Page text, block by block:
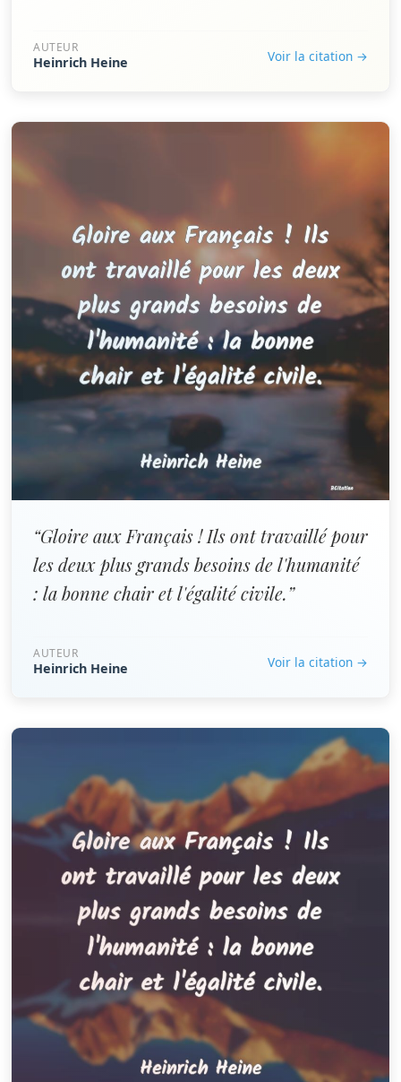
AUTEUR
Heinrich Heine Voir la citation →
“Gloire aux Français ! Ils ont travaillé pour
les deux plus grands besoins de l'humanité
: la bonne chair et l'égalité civile.”
AUTEUR
Heinrich Heine Voir la citation →